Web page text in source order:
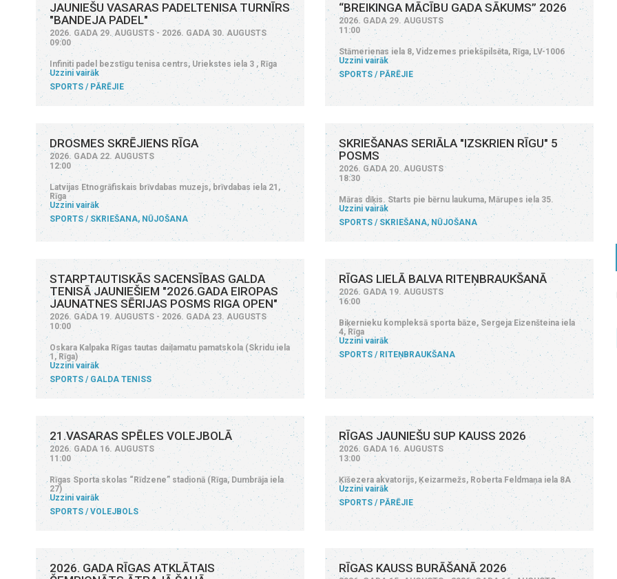
JAUNIEŠU VASARAS PADELTENISA TURNĪRS
"BANDEJA PADEL"
2026. GADA 29. AUGUSTS - 2026. GADA 30. AUGUSTS
09:00
Infiniti padel bezstīgu tenisa centrs, Uriekstes iela 3 , Rīga
Uzzini vairāk
SPORTS
PĀRĒJIE
“BREIKINGA MĀCĪBU GADA SĀKUMS” 2026
2026. GADA 29. AUGUSTS
11:00
Stāmerienas iela 8, Vidzemes priekšpilsēta, Rīga, LV-1006
Uzzini vairāk
SPORTS
PĀRĒJIE
DROSMES SKRĒJIENS RĪGA
2026. GADA 22. AUGUSTS
12:00
Latvijas Etnogrāfiskais brīvdabas muzejs, brīvdabas iela 21,
Rīga
Uzzini vairāk
SPORTS
SKRIEŠANA, NŪJOŠANA
SKRIEŠANAS SERIĀLA "IZSKRIEN RĪGU" 5
POSMS
2026. GADA 20. AUGUSTS
18:30
Māras dīķis. Starts pie bērnu laukuma, Mārupes iela 35.
Uzzini vairāk
SPORTS
SKRIEŠANA, NŪJOŠANA
STARPTAUTISKĀS SACENSĪBAS GALDA
TENISĀ JAUNIEŠIEM "2026.GADA EIROPAS
JAUNATNES SĒRIJAS POSMS RIGA OPEN"
2026. GADA 19. AUGUSTS - 2026. GADA 23. AUGUSTS
10:00
Oskara Kalpaka Rīgas tautas daiļamatu pamatskola (Skridu iela
1, Rīga)
Uzzini vairāk
SPORTS
GALDA TENISS
RĪGAS LIELĀ BALVA RITEŅBRAUKŠANĀ
2026. GADA 19. AUGUSTS
16:00
Biķernieku kompleksā sporta bāze, Sergeja Eizenšteina iela
4, Rīga
Uzzini vairāk
SPORTS
RITEŅBRAUKŠANA
21.VASARAS SPĒLES VOLEJBOLĀ
2026. GADA 16. AUGUSTS
11:00
Rīgas Sporta skolas “Rīdzene” stadionā (Rīga, Dumbrāja iela
27)
Uzzini vairāk
SPORTS
VOLEJBOLS
RĪGAS JAUNIEŠU SUP KAUSS 2026
2026. GADA 16. AUGUSTS
13:00
Ķīšezera akvatorijs, Ķeizarmežs, Roberta Feldmaņa iela 8A
Uzzini vairāk
SPORTS
PĀRĒJIE
2026. GADA RĪGAS ATKLĀTAIS
RĪGAS KAUSS BURĀŠANĀ 2026